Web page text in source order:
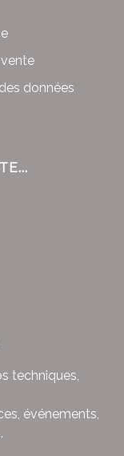
données
techniques,
événements,